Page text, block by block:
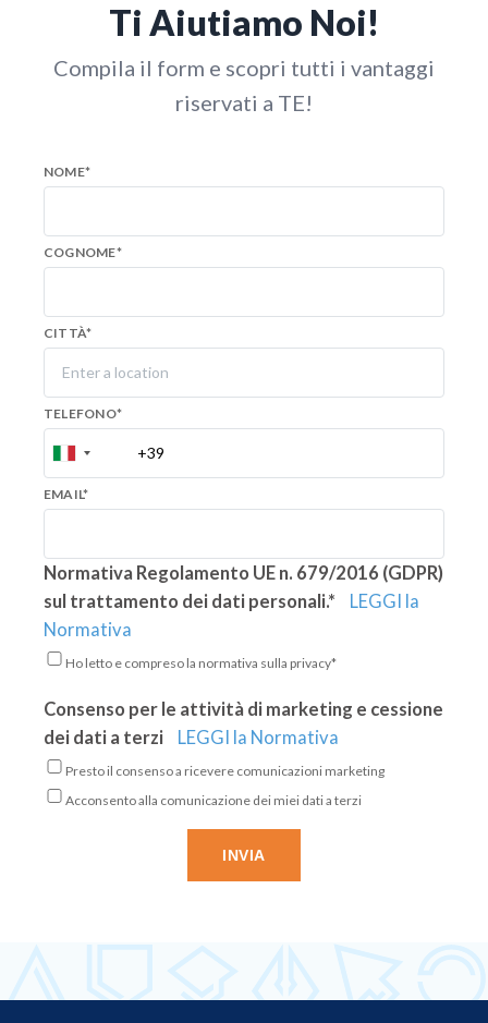
Ti Aiutiamo Noi!
Compila il form e scopri tutti i vantaggi
riservati a TE!
NOME*
COGNOME*
CITTÀ*
TELEFONO*
EMAIL*
Normativa Regolamento UE n. 679/2016 (GDPR)
sul trattamento dei dati personali.*
LEGGI la
Normativa
Ho letto e compreso la normativa sulla privacy*
Consenso per le attività di marketing e cessione
dei dati a terzi
LEGGI la Normativa
Presto il consenso a ricevere comunicazioni marketing
Acconsento alla comunicazione dei miei dati a terzi